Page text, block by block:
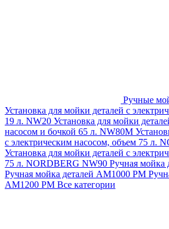
Ручные
Установка для мойки деталей с
19 л. NW20 Установка для мойки
насосом и бочкой 65 л. NW80M
с электрическим насосом, объем 75 л.
Установка для мойки деталей с
75 л. NORDBERG NW90 Ручная
Ручная мойка деталей АМ1000 РМ
АМ1200 РМ Все категории